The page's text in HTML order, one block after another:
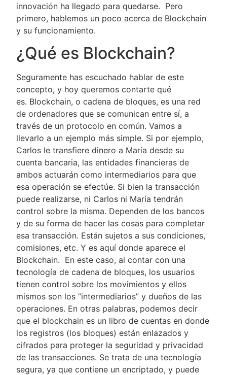
innovación ha llegado para quedarse. Pero
primero, hablemos un poco acerca de Blockchain
y su funcionamiento.
¿Qué es Blockchain?
Seguramente has escuchado hablar de este
concepto, y hoy queremos contarte qué
es. Blockchain, o cadena de bloques, es una red
de ordenadores que se comunican entre sí, a
través de un protocolo en común. Vamos a
llevarlo a un ejemplo más simple. Si por ejemplo,
Carlos le transfiere dinero a María desde su
cuenta bancaria, las entidades financieras de
ambos actuarán como intermediarios para que
esa operación se efectúe. Si bien la transacción
puede realizarse, ni Carlos ni María tendrán
control sobre la misma. Dependen de los bancos
y de su forma de hacer las cosas para completar
esa transacción. Están sujetos a sus condiciones,
comisiones, etc. Y es aquí donde aparece el
Blockchain. En este caso, al contar con una
tecnología de cadena de bloques, los usuarios
tienen control sobre los movimientos y ellos
mismos son los “intermediarios” y dueños de las
operaciones. En otras palabras, podemos decir
que el blockchain es un libro de cuentas en donde
los registros (los bloques) están enlazados y
cifrados para proteger la seguridad y privacidad
de las transacciones. Se trata de una tecnología
segura, ya que contiene un encriptado, y puede